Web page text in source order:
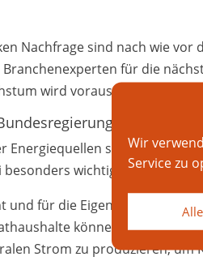
Wir
Service zu
Nachfrage sind nach wie vor
für die
wird voraussichtlich
soll in
wichtig.
und für die
können ihre
Strom zu produzieren,